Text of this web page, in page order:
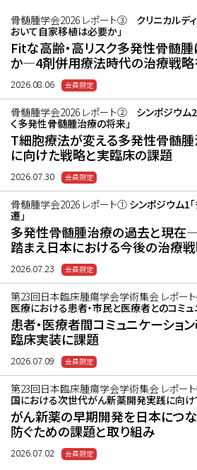
骨髄腫学会2026 レポート③
クリニカルデ
おいて自家移植は必要か」
Fitな高齢・高リスク多発性骨髄
か―4剤併用療法時代の治療戦略
2026.08.06
骨髄腫学会2026 レポート②
シンポジウム
く多発性骨髄腫治療の将来」
T細胞療法が変える多発性骨髄
に向けた戦略と実臨床の課題
2026.07.30
骨髄腫学会2026 レポート① シンポジウム1
遷」
多発性骨髄腫治療の過去と現在
踏まえ日本における今後の治療
2026.07.23
第23回日本臨床腫瘍学会学術集会 レポー
医療における患者・市民と医療者とのコミュ
患者・医療者間コミュニケーシ
臨床実装に課題
2026.07.09
第23回日本臨床腫瘍学会学術集会 レポー
国における次世代がん新薬開発実践に向け
がん新薬の早期開発を日本につ
防ぐための課題と取り組み
2026.07.02